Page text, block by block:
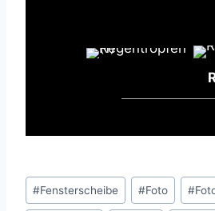
Schlagworte:
#Fensterscheibe #Foto #